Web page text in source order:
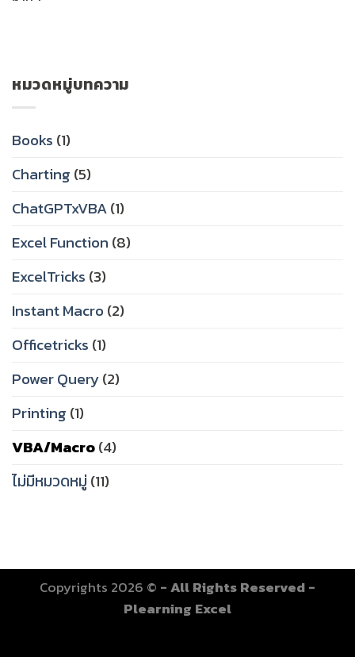
หมวดหมู่บทความ
Books (1)
Charting (5)
ChatGPTxVBA(1)
Excel Function (8)
ExcelTricks (3)
Instant Macro (2)
Officetricks (1)
Power Query(2)
Printing (1)
VBA/Macro(4)
ไม่มีหมวดหมู่ (11)
Copyrights 2026 © - All Rights Reserved -
Plearning Excel